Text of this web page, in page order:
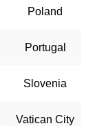
Poland
Portugal
Slovenia
Vatican City